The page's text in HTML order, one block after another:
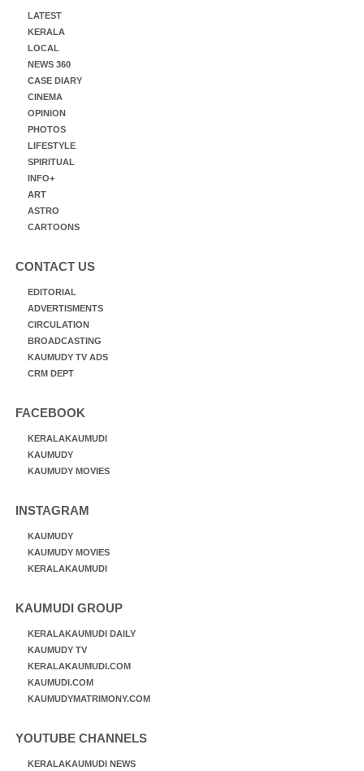
LATEST
KERALA
LOCAL
NEWS 360
CASE DIARY
CINEMA
OPINION
PHOTOS
LIFESTYLE
SPIRITUAL
INFO+
ART
ASTRO
CARTOONS
CONTACT US
EDITORIAL
ADVERTISMENTS
CIRCULATION
BROADCASTING
KAUMUDY TV ADS
CRM DEPT
FACEBOOK
KERALAKAUMUDI
KAUMUDY
KAUMUDY MOVIES
INSTAGRAM
KAUMUDY
KAUMUDY MOVIES
KERALAKAUMUDI
KAUMUDI GROUP
KERALAKAUMUDI DAILY
KAUMUDY TV
KERALAKAUMUDI.COM
KAUMUDI.COM
KAUMUDYMATRIMONY.COM
YOUTUBE CHANNELS
KERALAKAUMUDI NEWS